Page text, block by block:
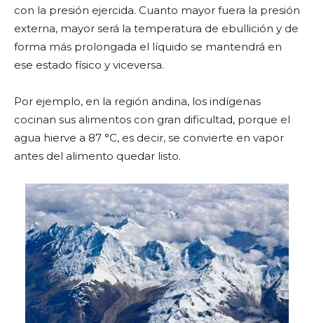
con la presión ejercida. Cuanto mayor fuera la presión
externa, mayor será la temperatura de ebullición y de
forma más prolongada el líquido se mantendrá en
ese estado físico y viceversa.
Por ejemplo, en la región andina, los indígenas
cocinan sus alimentos con gran dificultad, porque el
agua hierve a 87 °C, es decir, se convierte en vapor
antes del alimento quedar listo.